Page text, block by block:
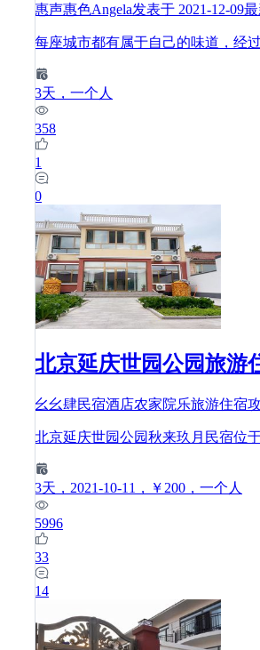
惠声惠色Angela发表于 2021-12-09
每座城市都有属于自己的味道，经
3天 ，一个人
358
1
0
北京延庆世园公园旅游
幺幺肆民宿酒店农家院乐旅游住宿
北京延庆世园公园秋来玖月民宿位
3天 ，2021-10-11 ，￥200 ，一个人
5996
33
14